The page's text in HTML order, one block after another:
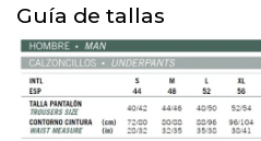
Guía de tallas